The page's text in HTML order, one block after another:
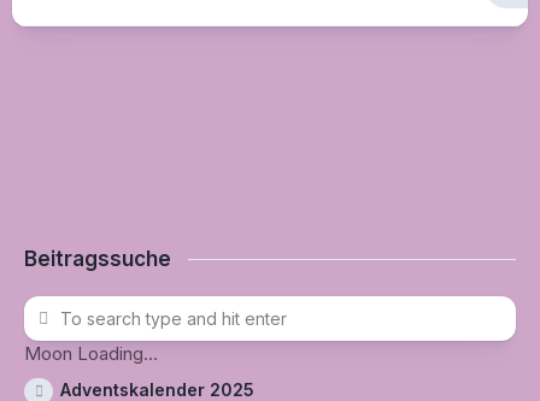
Beitragssuche
Moon Loading...
Adventskalender 2025